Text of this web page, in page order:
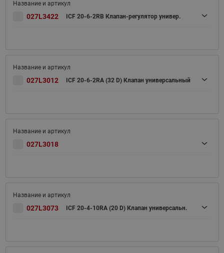
027L3422 ICF 20-6-2RB Клапан-регулятор универ.
027L3012 ICF 20-6-2RA (32 D) Клапан универсальный
027L3018
027L3073 ICF 20-4-10RA (20 D) Клапан универсальн.